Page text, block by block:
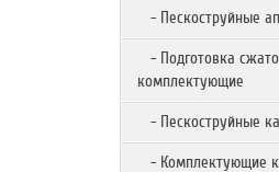
- Пескоструйные
- Подготовка
комплектующие
- Пескоструйные
- Комплектующие